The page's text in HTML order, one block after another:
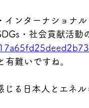
ンターナショナ
・社会貢献活
有難いですね。
る日本人とエネル